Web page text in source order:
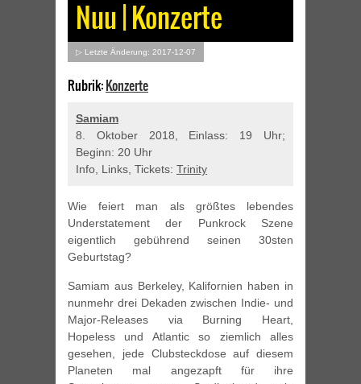
Nuu | Konzerte
▷ Letzte Änderung: 2017-12-07
Rubrik:Konzerte
Samiam
8. Oktober 2018, Einlass: 19 Uhr;
Beginn: 20 Uhr
Info, Links, Tickets: Trinity
Wie feiert man als größtes lebendes
Understatement der Punkrock Szene
eigentlich gebührend seinen 30sten
Geburtstag?
Samiam aus Berkeley, Kalifornien haben in
nunmehr drei Dekaden zwischen Indie- und
Major-Releases via Burning Heart,
Hopeless und Atlantic so ziemlich alles
gesehen, jede Clubsteckdose auf diesem
Planeten mal angezapft für ihre